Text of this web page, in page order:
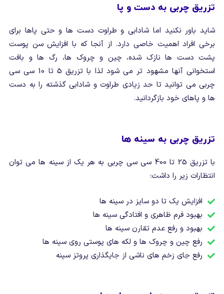
تزریق چربی به دست و پا
شاید باور نکنید اما شادابی و طراوت دست ها و حتی پاها برای
برخی افراد اهمیت خاصی دارد. از آنجا که با افزایش سن پوست
پشت دست ها نازک شده، چین و چروک ها، رگ ها و بافت
استخوانی آنها مشهود تر می شود لذا با تزریق 5 تا 10 سی سی
چربی می توانید تا حد زیادی طراوت و شادابی گذشته را به دست
ها و پاهای خود بازگردانید.
تزریق چربی به سینه ها
با تزریق 25 تا 400 سی سی چربی به هر یک از سینه ها می توان
انتظارات زیر را داشت:
افزایش یک تا دو سایز در سینه ها
بهبود فرم ظاهری و افتادگی سینه ها
بهبود و رفع عدم تقارن سینه ها
رفع چین و چروک ها و لکه های پوستی روی سینه ها
رفع جای زخم های ناشی از جایگذاری پروتز سینه